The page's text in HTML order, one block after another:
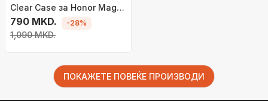
Clear Case за Honor Magic
8 Pro, проѕирна
790 MKD.
1,090 MKD.
-28%
ПОКАЖЕТЕ ПОВЕЌЕ ПРОИЗВОДИ